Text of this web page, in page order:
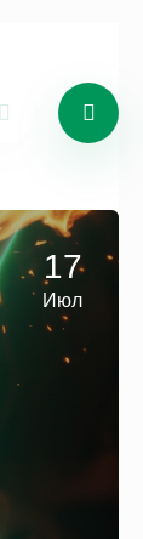
17
Июл